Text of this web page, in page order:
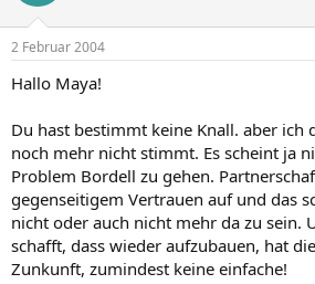
2 Februar 2004
Hallo Maya!
Du hast bestimmt keine Knall. aber ich
noch mehr nicht stimmt. Es scheint ja
Problem Bordell zu gehen.
gegenseitigem Vertrauen auf und das
nicht oder auch nicht mehr da zu sein.
schafft, dass wieder aufzubauen, hat
Zunkunft, zumindest keine einfache!